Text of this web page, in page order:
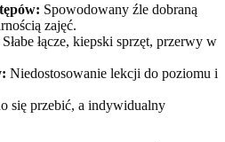
Spowodowany źle dobraną
zajęć.
Słabe łącze, kiepski sprzęt, przerwy w
Niedostosowanie lekcji do poziomu i
się przebić, a indywidualny